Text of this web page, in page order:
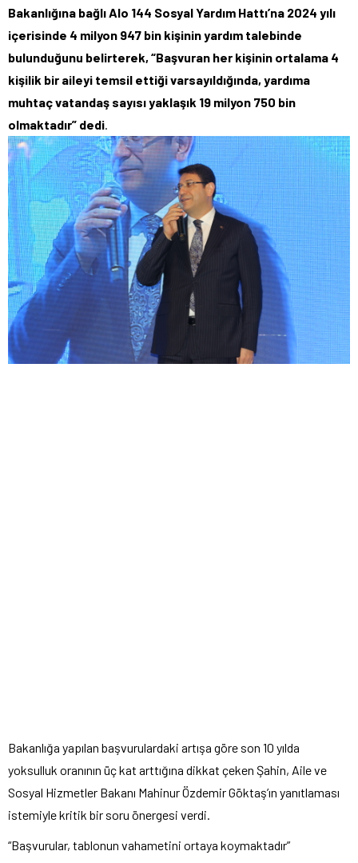
Bakanlığına bağlı Alo 144 Sosyal Yardım Hattı’na 2024 yılı
içerisinde 4 milyon 947 bin kişinin yardım talebinde
bulunduğunu belirterek, “Başvuran her kişinin ortalama 4
kişilik bir aileyi temsil ettiği varsayıldığında, yardıma
muhtaç vatandaş sayısı yaklaşık 19 milyon 750 bin
olmaktadır” dedi
Bakanlığa yapılan başvurulardaki artışa göre son 10 yılda
yoksulluk oranının üç kat arttığına dikkat çeken Şahin, Aile ve
Sosyal Hizmetler Bakanı Mahinur Özdemir Göktaş’ın yanıtlaması
istemiyle kritik bir soru önergesi verdi.
“Başvurular, tablonun vahametini ortaya koymaktadır”